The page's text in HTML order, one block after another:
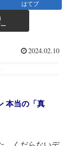
はてブ
2024.02.10
本当の「真